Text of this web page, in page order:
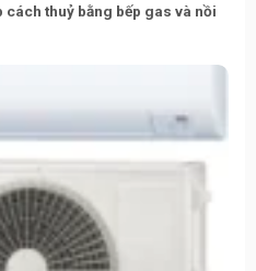
thuỷ bằng bếp gas và nồi